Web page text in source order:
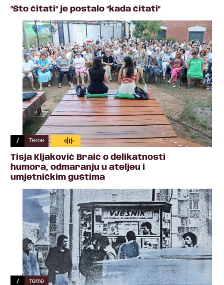
"Što čitati" je postalo "kada čitati"
/ Teme
Tisja Kljaković Braić o delikatnosti
humora, odmaranju u ateljeu i
umjetničkim guštima
/ Teme